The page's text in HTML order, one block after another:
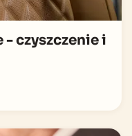
- czyszczenie i